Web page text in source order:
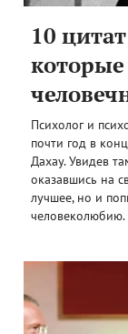
10
которые
Психолог и
почти год в
Дахау. Увидев
оказавшись на
лучшее, но и
человеколюбию.